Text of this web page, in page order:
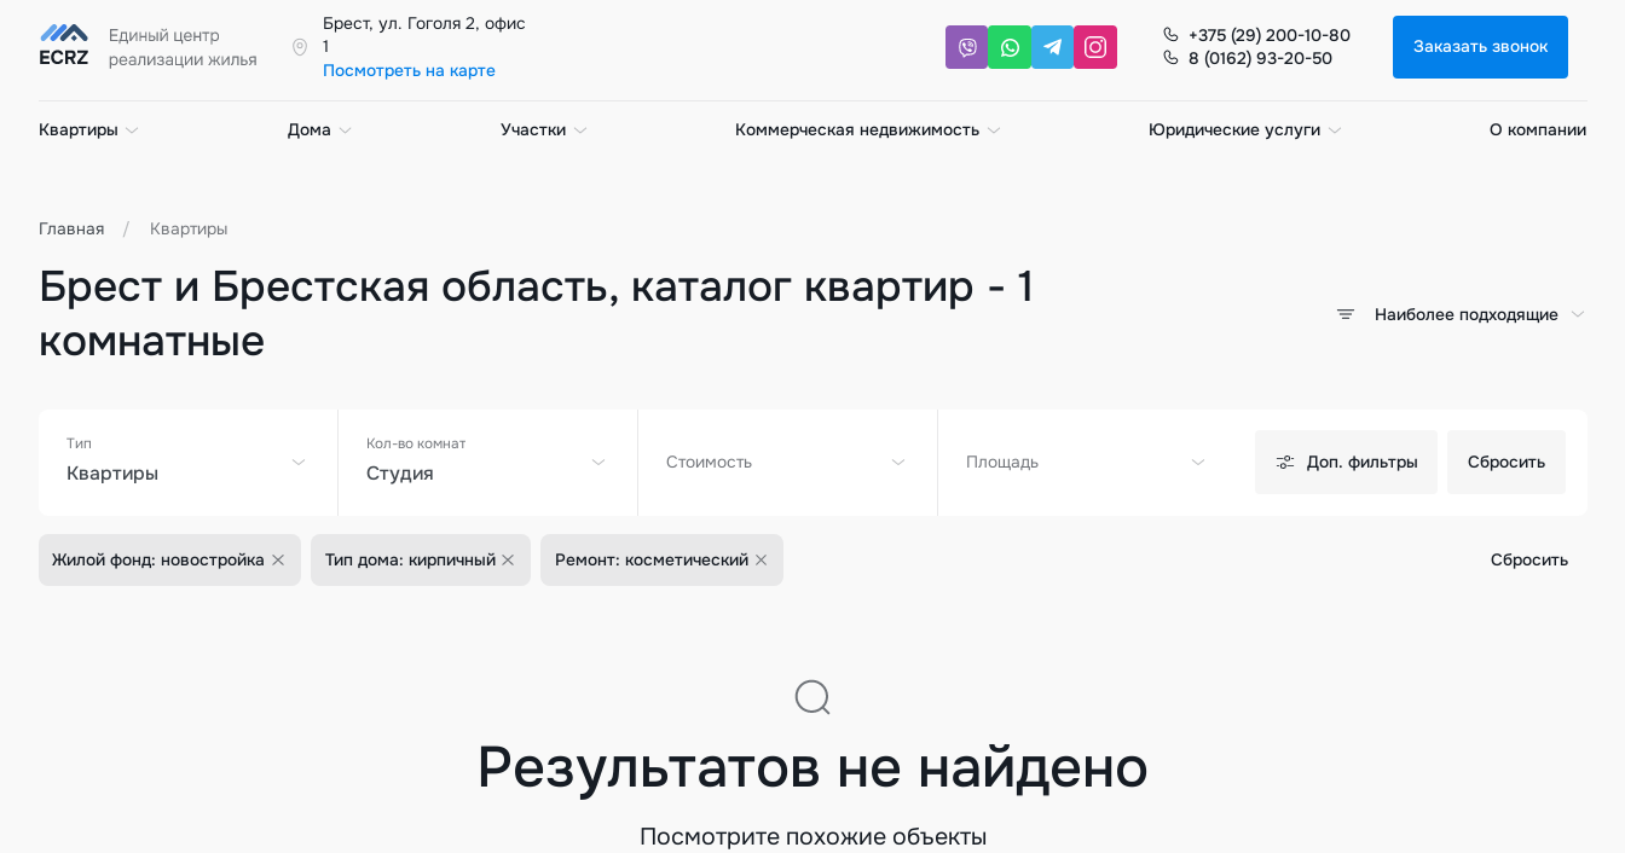
Брест, ул. Гоголя 2, офис
1
Посмотреть на карте
+375 (29) 200-10-80
8 (0162) 93-20-50
Заказать звонок
Квартиры Дома Участки Коммерческая недвижимость Юридические услуги О компании
Главная Квартиры
Брест и Брестская область, каталог квартир - 1
комнатные
Наиболее подходящие
Тип
Квартиры
Кол-во комнат
Студия Стоимость Площадь Доп. фильтры Сбросить
Жилой фонд: новостройка Тип дома: кирпичный Ремонт: косметический Сбросить
Результатов не найдено
Посмотрите похожие объекты